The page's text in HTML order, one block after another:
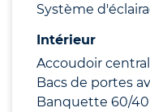
Système
Intérieur
Accoudoir
Bacs de portes
Banquette 60/40